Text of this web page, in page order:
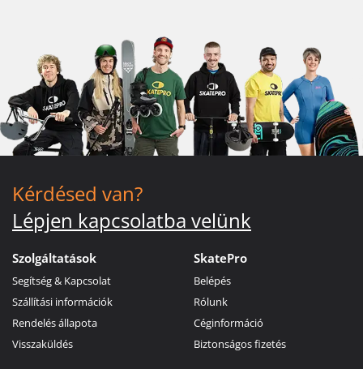
Kérdésed van?
Lépjen kapcsolatba velünk
Szolgáltatások
Segítség & Kapcsolat
Szállítási információk
Rendelés állapota
Visszaküldés
SkatePro
Belépés
Rólunk
Céginformáció
Biztonságos fizetés